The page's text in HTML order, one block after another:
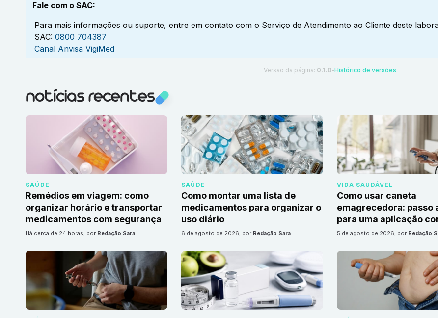
Fale com o SAC:
Para mais informações ou suporte, entre em contato com o Serviço de Atendimento ao Cliente deste
SAC: 0800 704387
Canal Anvisa VigiMed
Versão da página: 0.1.0 ●Histórico de versões
notícias recentes
SAÚDE
Remédios em viagem: como
organizar horário e transportar
medicamentos com segurança
há cerca de 24 horas, por Redação Sara
SAÚDE
Como montar uma lista de
medicamentos para organizar o
uso diário
6 de agosto de 2026, por Redação Sara
VIDA SAUDÁVEL
Como usar caneta
emagrecedora: passo
para uma aplicação
5 de agosto de 2026, por Redação